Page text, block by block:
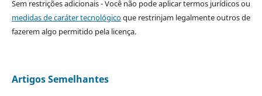
Sem restrições adicionais - Você não pode aplicar termos jurídicos ou
medidas de caráter tecnológicoque restrinjam legalmente outros de
fazerem algo permitido pela licença.
Artigos Semelhantes